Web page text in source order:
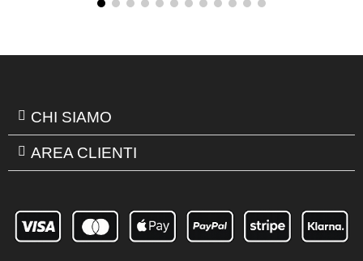
CHI SIAMO
AREA CLIENTI